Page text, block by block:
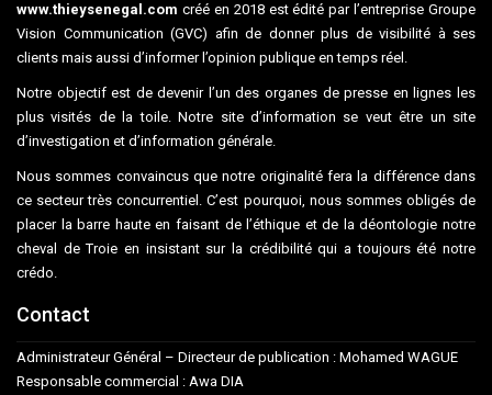
www.thieysenegal.com créé en 2018 est édité par l’entreprise Groupe
Vision Communication (GVC) afin de donner plus de visibilité à ses
clients mais aussi d’informer l’opinion publique en temps réel.
Notre objectif est de devenir l’un des organes de presse en lignes les
plus visités de la toile. Notre site d’information se veut être un site
d’investigation et d’information générale.
Nous sommes convaincus que notre originalité fera la différence dans
ce secteur très concurrentiel. C’est pourquoi, nous sommes obligés de
placer la barre haute en faisant de l’éthique et de la déontologie notre
cheval de Troie en insistant sur la crédibilité qui a toujours été notre
crédo.
Contact
Administrateur Général – Directeur de publication : Mohamed WAGUE
Responsable commercial : Awa DIA